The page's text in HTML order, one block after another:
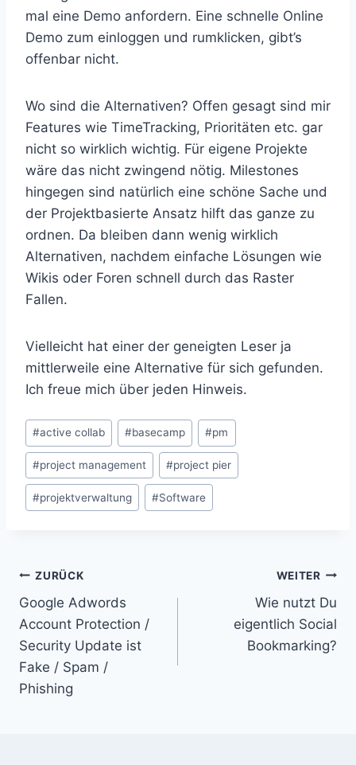
mal eine Demo anfordern. Eine schnelle Online
Demo zum einloggen und rumklicken, gibt’s
offenbar nicht.
Wo sind die Alternativen? Offen gesagt sind mir
Features wie TimeTracking, Prioritäten etc. gar
nicht so wirklich wichtig. Für eigene Projekte
wäre das nicht zwingend nötig. Milestones
hingegen sind natürlich eine schöne Sache und
der Projektbasierte Ansatz hilft das ganze zu
ordnen. Da bleiben dann wenig wirklich
Alternativen, nachdem einfache Lösungen wie
Wikis oder Foren schnell durch das Raster
Fallen.
Vielleicht hat einer der geneigten Leser ja
mittlerweile eine Alternative für sich gefunden.
Ich freue mich über jeden Hinweis.
Schlagworte:
#active collab #basecamp #pm
#project management #project pier
#projektverwaltung #Software
Beitragsnavigation
ZURÜCK
Google Adwords
Account Protection /
Security Update ist
Fake / Spam /
Phishing
WEITER
Wie nutzt Du
eigentlich Social
Bookmarking?